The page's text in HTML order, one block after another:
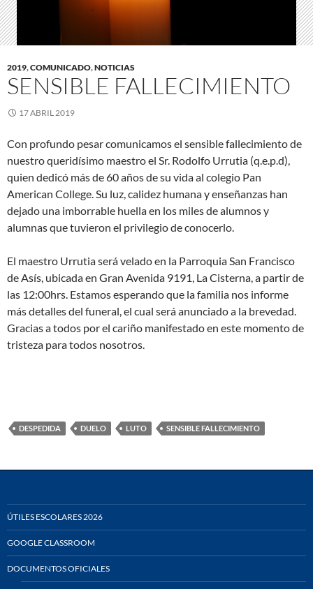
2019,COMUNICADO,NOTICIAS
SENSIBLE FALLECIMIENTO
17 ABRIL 2019
Con profundo pesar comunicamos el sensible fallecimiento de
nuestro queridísimo maestro el Sr. Rodolfo Urrutia (q.e.p.d),
quien dedicó más de 60 años de su vida al colegio Pan
American College. Su luz, calidez humana y enseñanzas han
dejado una imborrable huella en los miles de alumnos y
alumnas que tuvieron el privilegio de conocerlo.
El maestro Urrutia será velado en la Parroquia San Francisco
de Asís, ubicada en Gran Avenida 9191, La Cisterna, a partir de
las 12:00hrs. Estamos esperando que la familia nos informe
más detalles del funeral, el cual será anunciado a la brevedad.
Gracias a todos por el cariño manifestado en este momento de
tristeza para todos nosotros.
DESPEDIDA DUELO LUTO SENSIBLE FALLECIMIENTO
ÚTILES ESCOLARES 2026
GOOGLE CLASSROOM
DOCUMENTOS OFICIALES